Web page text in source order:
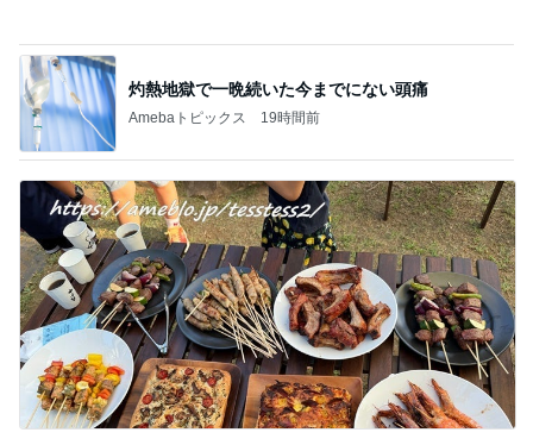
ジャンル人気記事ランキング
試験・資格
1
【中学１年生・支援級】今月の全県模試とパ
ソコンの使い心地。
中学卒業後はど〜しよっかな？刑事ドラマ好きママ
の日常♪♪
2
シャーベットトーンってどんな色？
カラリスト中塚陽子のブログ
3
国際知識検定の受験申し込みをしました
資格取得と◯◯のための備忘録